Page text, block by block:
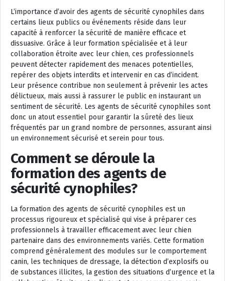
L’importance d’avoir des agents de sécurité cynophiles dans
certains lieux publics ou événements réside dans leur
capacité à renforcer la sécurité de manière efficace et
dissuasive. Grâce à leur formation spécialisée et à leur
collaboration étroite avec leur chien, ces professionnels
peuvent détecter rapidement des menaces potentielles,
repérer des objets interdits et intervenir en cas d’incident.
Leur présence contribue non seulement à prévenir les actes
délictueux, mais aussi à rassurer le public en instaurant un
sentiment de sécurité. Les agents de sécurité cynophiles sont
donc un atout essentiel pour garantir la sûreté des lieux
fréquentés par un grand nombre de personnes, assurant ainsi
un environnement sécurisé et serein pour tous.
Comment se déroule la
formation des agents de
sécurité cynophiles?
La formation des agents de sécurité cynophiles est un
processus rigoureux et spécialisé qui vise à préparer ces
professionnels à travailler efficacement avec leur chien
partenaire dans des environnements variés. Cette formation
comprend généralement des modules sur le comportement
canin, les techniques de dressage, la détection d’explosifs ou
de substances illicites, la gestion des situations d’urgence et la